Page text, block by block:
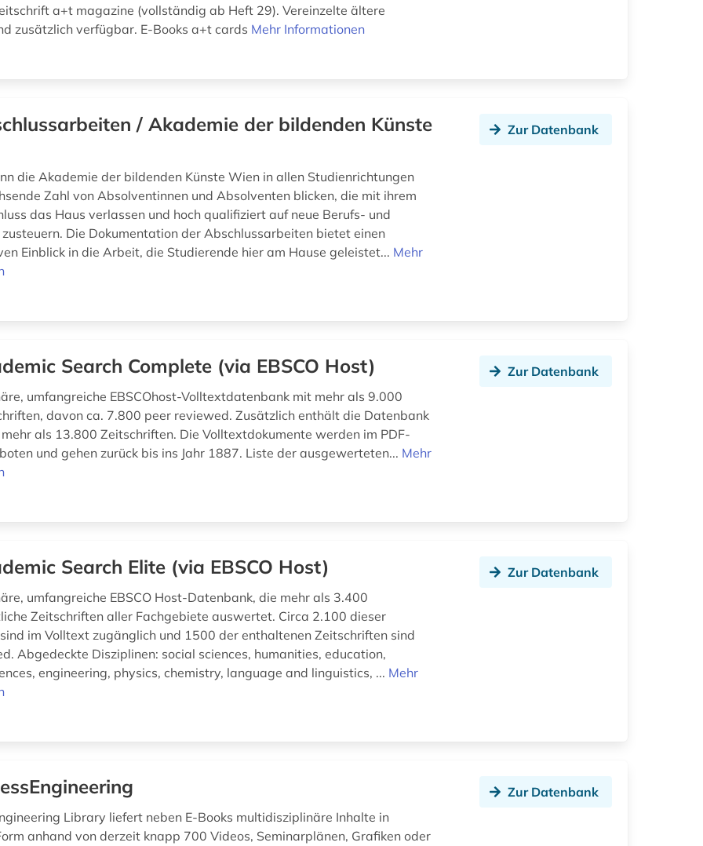
a+t magazine (vollständig ab Heft 29). Vereinzelte ältere
zusätzlich verfügbar. E-Books a+t cards Mehr Informationen
/ Akademie der bildenden Künste
die Akademie der bildenden Künste Wien in allen Studienrichtungen
Zahl von Absolventinnen und Absolventen blicken, die mit ihrem
das Haus verlassen und hoch qualifiziert auf neue Berufs- und
Die Dokumentation der Abschlussarbeiten bietet einen
Einblick in die Arbeit, die Studierende hier am Hause geleistet... Mehr
Zur Datenbank
Search Complete (via EBSCO Host)
umfangreiche EBSCOhost-Volltextdatenbank mit mehr als 9.000
davon ca. 7.800 peer reviewed. Zusätzlich enthält die Datenbank
als 13.800 Zeitschriften. Die Volltextdokumente werden im PDF-
und gehen zurück bis ins Jahr 1887. Liste der ausgewerteten... Mehr
Zur Datenbank
Search Elite (via EBSCO Host)
umfangreiche EBSCO Host-Datenbank, die mehr als 3.400
Zeitschriften aller Fachgebiete auswertet. Circa 2.100 dieser
im Volltext zugänglich und 1500 der enthaltenen Zeitschriften sind
Abgedeckte Disziplinen: social sciences, humanities, education,
engineering, physics, chemistry, language and linguistics, ... Mehr
Zur Datenbank
Library liefert neben E-Books multidisziplinäre Inhalte in
anhand von derzeit knapp 700 Videos, Seminarplänen, Grafiken oder
Zur Datenbank